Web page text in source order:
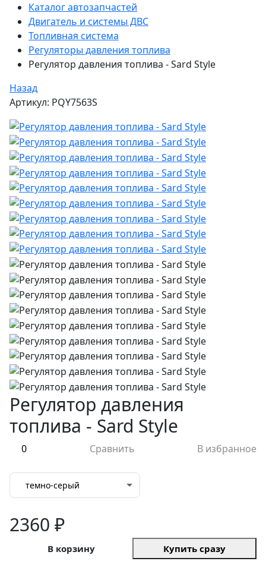
Каталог автозапчастей
Двигатель и системы ДВС
Топливная система
Регуляторы давления топлива
Регулятор давления топлива - Sard Style
Назад
Артикул: PQY7563S
Регулятор давления
топлива - Sard Style
0 Сравнить В избранное
темно-серый
2360 ₽
В корзину Купить сразу